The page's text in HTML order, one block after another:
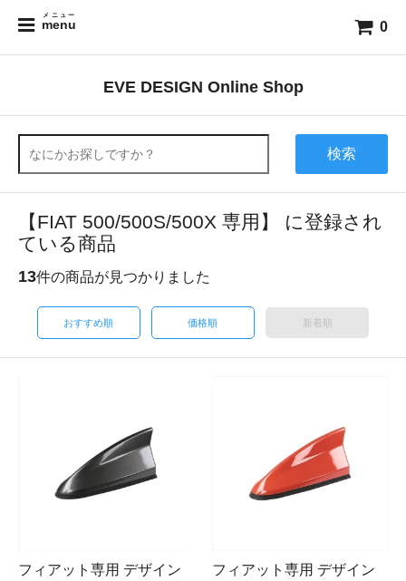
menu
メニュー
0
EVE DESIGN Online Shop
検索
【FIAT 500/500S/500X 専用】 に登録され
ている商品
13件の商品が見つかりました
おすすめ順 価格順 新着順
フィアット専用 デザイン
フィアット専用 デザイン